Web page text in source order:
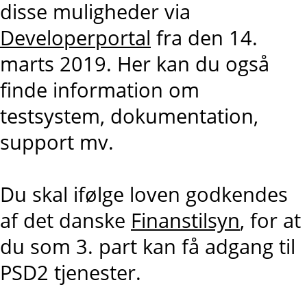
disse muligheder via
Developerportal fra den 14.
marts 2019. Her kan du også
finde information om
testsystem, dokumentation,
support mv.
Du skal ifølge loven godkendes
af det danske Finanstilsyn, for at
du som 3. part kan få adgang til
PSD2 tjenester.